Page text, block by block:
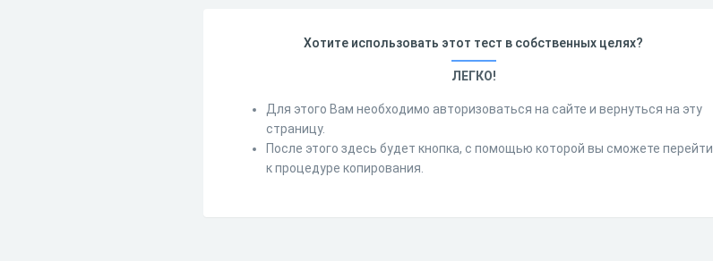
Хотите использовать этот тест в собственных целях?
ЛЕГКО!
Для этого Вам необходимо авторизоваться на сайте и вернуться на эту
страницу.
После этого здесь будет кнопка, с помощью которой вы сможете перейти
к процедуре копирования.